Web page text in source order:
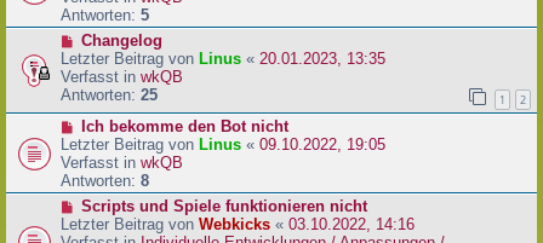
t
r
a
g
e
r
B
e
i
t
a
g
Antworten: 5
N
e
u
e
r
B
e
i
t
a
g
Changelog
Letzter Beitrag von Linus « 20.01.2023, 13:35
Verfasst in wkQB
Antworten: 25 1 2
N
e
u
e
r
B
e
Ich bekomme den Bot nicht
Letzter Beitrag von Linus « 09.10.2022, 19:05
Verfasst in wkQB
Antworten: 8
N
e
Scripts und Spiele funktionieren nicht
Letzter Beitrag von Webkicks « 03.10.2022, 14:16